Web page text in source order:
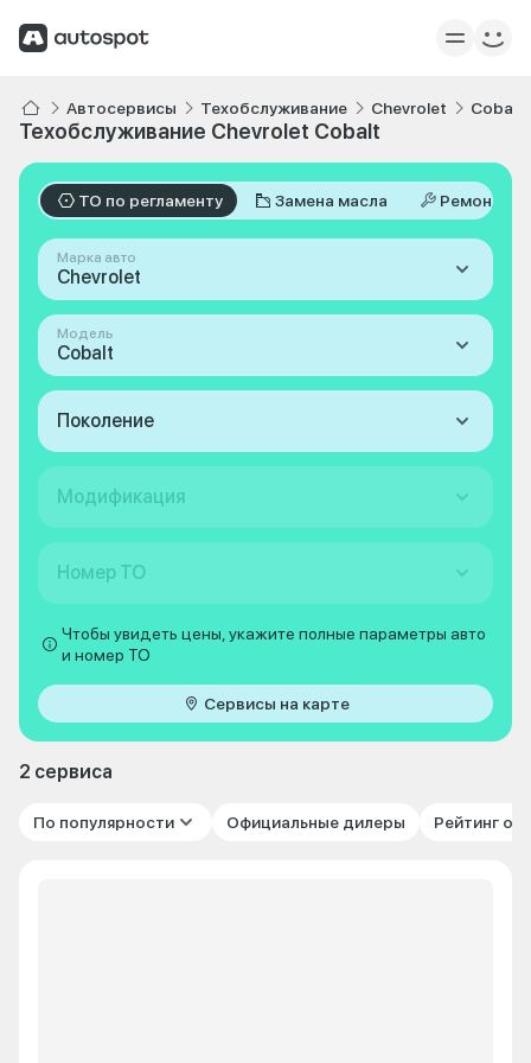
Автосервисы Техобслуживание Chevrolet Cobalt
Техобслуживание Chevrolet Cobalt
ТО по регламенту Замена масла Ремонт
Марка авто
Chevrolet
Модель
Cobalt
Поколение
Модификация
Номер ТО
Чтобы увидеть цены, укажите полные параметры авто
и номер ТО
Сервисы на карте
2 сервиса
По популярности Официальные дилеры Рейтинг